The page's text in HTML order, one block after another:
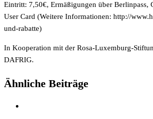
Eintritt: 7,50€, Ermäßigungen über Berlinpass,
User Card (Weitere Informationen: http://
und-rabatte)
In Kooperation mit der Rosa-Luxemburg-
DAFRIG.
Ähnliche Beiträge